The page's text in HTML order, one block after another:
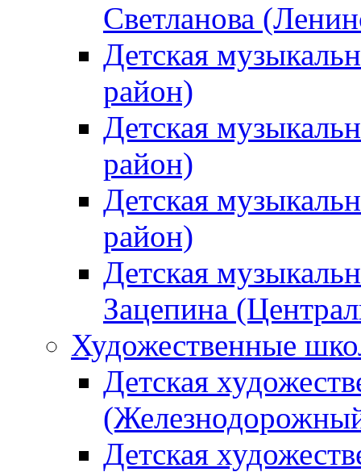
Светланова
Детская
район)
Детская
район)
Детская
район)
Детская
Зацепина
Художественные
Детская
Детская